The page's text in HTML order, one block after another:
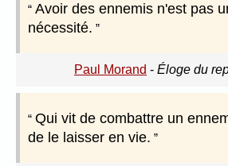
Avoir des ennemis n'est pas
nécessité.
Paul Morand - Éloge du
Qui vit de combattre un
de le laisser en vie.